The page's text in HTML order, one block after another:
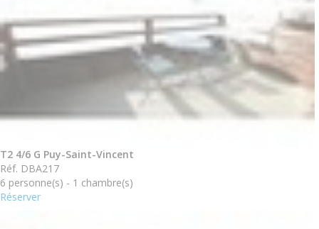
T2 4/6 G Puy-Saint-Vincent
Réf. DBA217
6 personne(s) - 1 chambre(s)
Réserver